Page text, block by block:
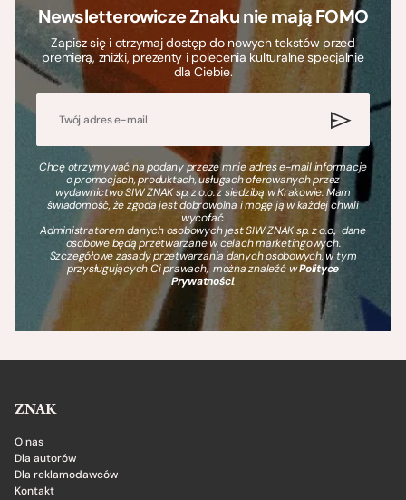
Newsletterowicze Znaku nie mają FOMO
Zapisz się i otrzymaj dostęp do nowych tekstów przed
premierą, zniżki, prezenty i polecenia kulturalne specjalnie
dla Ciebie.
Chcę otrzymywać na podany przeze mnie adres e-mail informacje
o promocjach, produktach, usługach oferowanych przez
wydawnictwo SIW ZNAK sp. z o.o. z siedzibą w Krakowie. Mam
świadomość, że zgoda jest dobrowolna i mogę ją w każdej chwili
wycofać.
Administratorem danych osobowych jest SIW ZNAK sp. z o.o., dane
osobowe będą przetwarzane w celach marketingowych.
Szczegółowe zasady przetwarzania danych osobowych, w tym
przysługujących Ci prawach, można znaleźć wPolityce
Prywatności.
ZNAK
O nas
Dla autorów
Dla reklamodawców
Kontakt